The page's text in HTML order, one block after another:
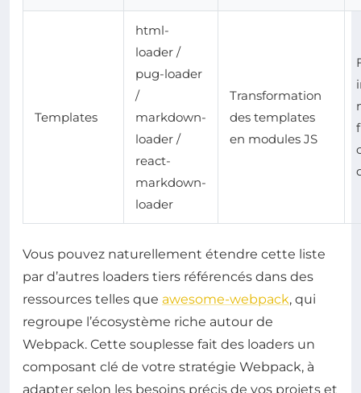
Templates
html-
loader /
pug-loader
/
markdown-
loader /
react-
markdown-
loader
Transformation
des templates
en modules JS
Vous pouvez naturellement étendre cette liste
par d’autres loaders tiers référencés dans des
ressources telles que awesome-webpack, qui
regroupe l’écosystème riche autour de
Webpack. Cette souplesse fait des loaders un
composant clé de votre stratégie Webpack, à
adapter selon les besoins précis de vos projets et